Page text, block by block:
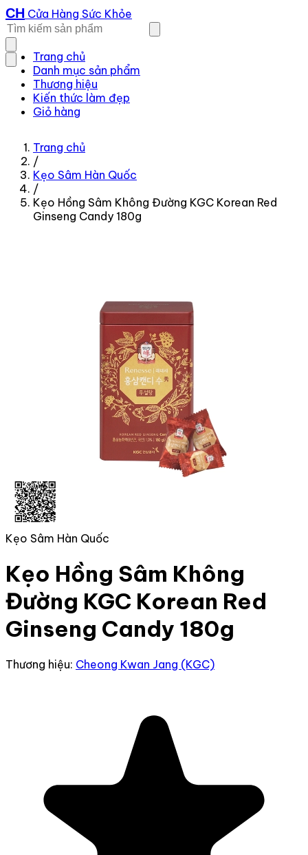
CH Cửa Hàng Sức Khỏe
Trang chủ
Danh mục sản phẩm
Thương hiệu
Kiến thức làm đẹp
Giỏ hàng
Trang chủ
/
Kẹo Sâm Hàn Quốc
/
Kẹo Hồng Sâm Không Đường KGC Korean Red
Ginseng Candy 180g
Kẹo Sâm Hàn Quốc
Kẹo Hồng Sâm Không
Đường KGC Korean Red
Ginseng Candy 180g
Thương hiệu: Cheong Kwan Jang (KGC)